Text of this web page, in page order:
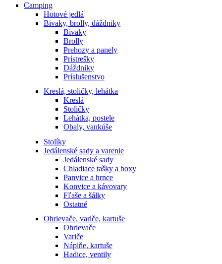
Camping
Hotové jedlá
Bivaky, brolly, dáždniky
Bivaky
Brolly
Prehozy a panely
Prístrešky
Dáždniky
Príslušenstvo
Kreslá, stoličky, lehátka
Kreslá
Stoličky
Lehátka, postele
Obaly, vankúše
Stolíky
Jedálenské sady a varenie
Jedálenské sady
Chladiace tašky a boxy
Panvice a hrnce
Konvice a kávovary
Fľaše a šálky
Ostatné
Ohrievače, variče, kartuše
Ohrievače
Variče
Náplňe, kartuše
Hadice, ventily